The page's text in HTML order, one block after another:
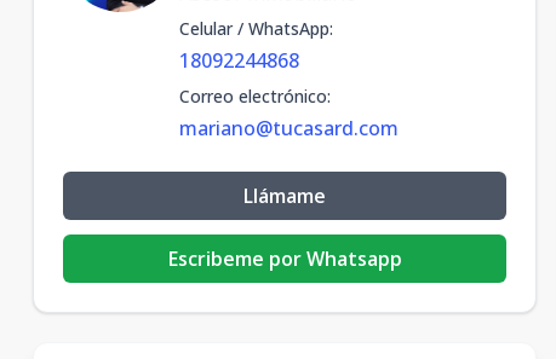
Celular / WhatsApp:
18092244868
Correo electrónico:
mariano@tucasard.com
Llámame
Escribeme por Whatsapp